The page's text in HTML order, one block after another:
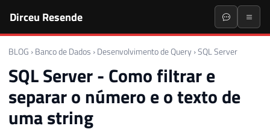
Dirceu Resende
BLOG › Banco de Dados › Desenvolvimento de Query ›SQL Server
SQL Server - Como filtrar e
separar o número e o texto de
uma string